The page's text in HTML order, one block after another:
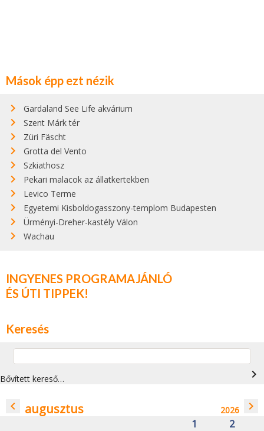
Mások épp ezt nézik
Gardaland See Life akvárium
Szent Márk tér
Züri Fäscht
Grotta del Vento
Szkiathosz
Pekari malacok az állatkertekben
Levico Terme
Egyetemi Kisboldogasszony-templom Budapesten
Ürményi-Dreher-kastély Válon
Wachau
INGYENES PROGRAMAJÁNLÓ
ÉS ÚTI TIPPEK!
Keresés
Bővített kereső… navigate_next
navigate_before augusztus 2026 navigate_next
1
2